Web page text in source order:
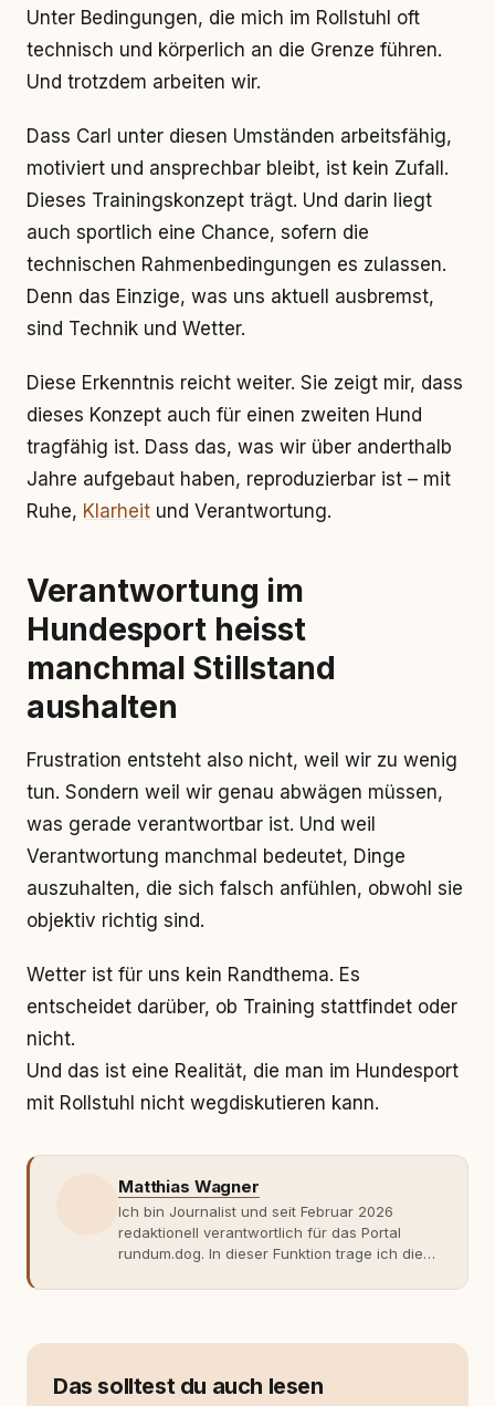
Unter Bedingungen, die mich im Rollstuhl oft
technisch und körperlich an die Grenze führen.
Und trotzdem arbeiten wir.
Dass Carl unter diesen Umständen arbeitsfähig,
motiviert und ansprechbar bleibt, ist kein Zufall.
Dieses Trainingskonzept trägt. Und darin liegt
auch sportlich eine Chance, sofern die
technischen Rahmenbedingungen es zulassen.
Denn das Einzige, was uns aktuell ausbremst,
sind Technik und Wetter.
Diese Erkenntnis reicht weiter. Sie zeigt mir, dass
dieses Konzept auch für einen zweiten Hund
tragfähig ist. Dass das, was wir über anderthalb
Jahre aufgebaut haben, reproduzierbar ist – mit
Ruhe, Klarheit und Verantwortung.
Verantwortung im
Hundesport heisst
manchmal Stillstand
aushalten
Frustration entsteht also nicht, weil wir zu wenig
tun. Sondern weil wir genau abwägen müssen,
was gerade verantwortbar ist. Und weil
Verantwortung manchmal bedeutet, Dinge
auszuhalten, die sich falsch anfühlen, obwohl sie
objektiv richtig sind.
Wetter ist für uns kein Randthema. Es
entscheidet darüber, ob Training stattfindet oder
nicht.
Und das ist eine Realität, die man im Hundesport
mit Rollstuhl nicht wegdiskutieren kann.
Matthias Wagner
Ich bin Journalist und seit Februar 2026
redaktionell verantwortlich für das Portal
rundum.dog. In dieser Funktion trage ich die
inhaltliche Ausrichtung, die redaktionelle
Herangehensweise und dem Anspruch, auch
Das solltest du auch lesen